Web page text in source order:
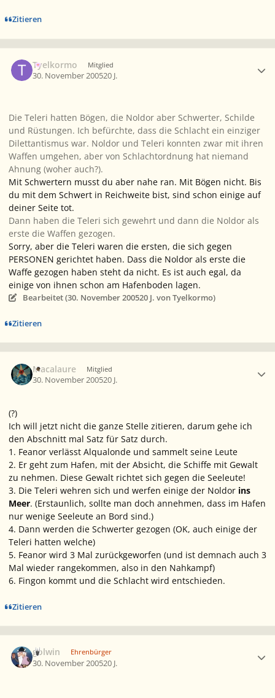
Zitieren
Tyelkormo Mitglied
30. November 200520 J.
Die Teleri hatten Bögen, die Noldor aber Schwerter, Schilde
und Rüstungen. Ich befürchte, dass die Schlacht ein einziger
Dilettantismus war. Noldor und Teleri konnten zwar mit ihren
Waffen umgehen, aber von Schlachtordnung hat niemand
Ahnung (woher auch?).
Mit Schwertern musst du aber nahe ran. Mit Bögen nicht. Bis
du mit dem Schwert in Reichweite bist, sind schon einige auf
deiner Seite tot.
Dann haben die Teleri sich gewehrt und dann die Noldor als
erste die Waffen gezogen.
Sorry, aber die Teleri waren die ersten, die sich gegen
PERSONEN gerichtet haben. Dass die Noldor als erste die
Waffe gezogen haben steht da nicht. Es ist auch egal, da
einige von ihnen schon am Hafenboden lagen.
Bearbeitet (30. November 200520 J. von Tyelkormo)
Zitieren
Macalaure Mitglied
30. November 200520 J.
(?)
Ich will jetzt nicht die ganze Stelle zitieren, darum gehe ich
den Abschnitt mal Satz für Satz durch.
1. Feanor verlässt Alqualonde und sammelt seine Leute
2. Er geht zum Hafen, mit der Absicht, die Schiffe mit Gewalt
zu nehmen. Diese Gewalt richtet sich gegen die Seeleute!
3. Die Teleri wehren sich und werfen einige der Noldor ins
Meer. (Erstaunlich, sollte man doch annehmen, dass im Hafen
nur wenige Seeleute an Bord sind.)
4. Dann werden die Schwerter gezogen (OK, auch einige der
Teleri hatten welche)
5. Feanor wird 3 Mal zurückgeworfen (und ist demnach auch 3
Mal wieder rangekommen, also in den Nahkampf)
6. Fingon kommt und die Schlacht wird entschieden.
Zitieren
golwin Ehrenbürger
30. November 200520 J.